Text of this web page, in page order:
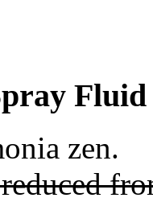
Fluid
zen.